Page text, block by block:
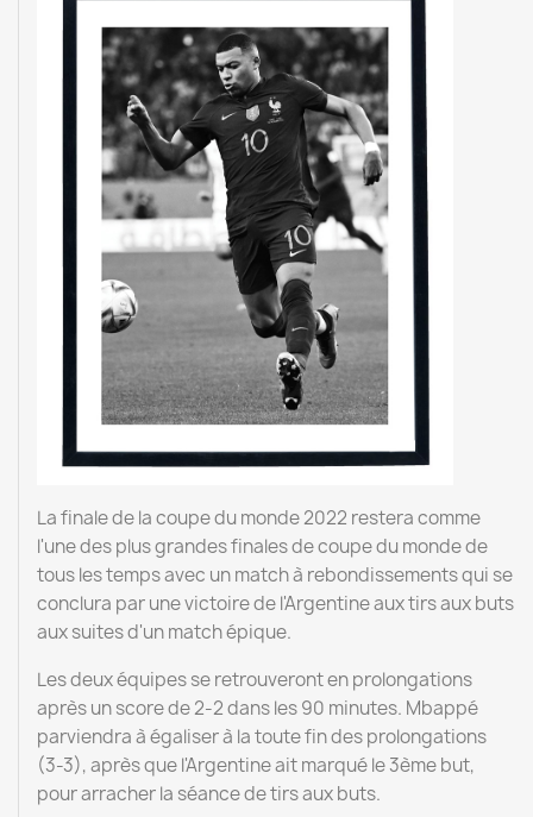
La finale de la coupe du monde 2022 restera comme
l'une des plus grandes finales de coupe du monde de
tous les temps avec un match à rebondissements qui se
conclura par une victoire de l'Argentine aux tirs aux buts
aux suites d'un match épique.
Les deux équipes se retrouveront en prolongations
après un score de 2-2 dans les 90 minutes. Mbappé
parviendra à égaliser à la toute fin des prolongations
(3-3), après que l'Argentine ait marqué le 3ème but,
pour arracher la séance de tirs aux buts.